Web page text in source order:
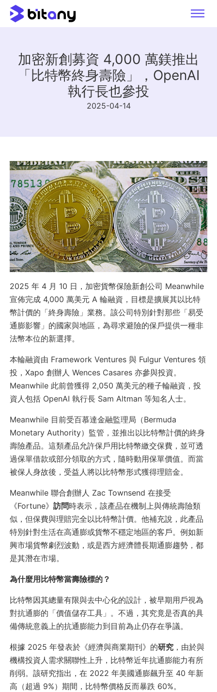
加密新創募資 4,000 萬鎂推出
「比特幣終身壽險」，OpenAI
執行長也參投
2025-04-14
2025 年 4 月 10 日，加密貨幣保險新創公司 Meanwhile
宣佈完成 4,000 萬美元 A 輪融資，目標是擴展其以比特
幣計價的「終身壽險」業務。該公司特別針對那些「易受
通膨影響」的國家與地區，為尋求避險的保戶提供一種非
法幣本位的新選擇。
本輪融資由 Framework Ventures 與 Fulgur Ventures 領
投，Xapo 創辦人 Wences Casares 亦參與投資。
Meanwhile 此前曾獲得 2,050 萬美元的種子輪融資，投
資人包括 OpenAI 執行長 Sam Altman 等知名人士。
Meanwhile 目前受百慕達金融監理局（Bermuda
Monetary Authority）監管，並推出以比特幣計價的終身
壽險產品。這類產品允許保戶用比特幣繳交保費，並可透
過保單借款或部分領取的方式，隨時動用保單價值。而當
被保人身故後，受益人將以比特幣形式獲得理賠金。
Meanwhile 聯合創辦人 Zac Townsend 在接受
《Fortune》 訪問時表示，該產品在機制上與傳統壽險類
似，但保費與理賠完全以比特幣計價。他補充說，此產品
特別針對生活在高通膨或貨幣不穩定地區的客戶。例如新
興市場貨幣劇烈波動，或是西方經濟體長期通膨趨勢，都
是其潛在市場。
為什麼用比特幣當壽險標的？
比特幣因其總量有限與去中心化的設計，被早期用戶視為
對抗通膨的「價值儲存工具」。不過，其究竟是否真的具
備傳統意義上的抗通膨能力到目前為止仍存在爭議。
根據 2025 年發表於《經濟與商業期刊》的研究 ，由於與
機構投資人需求關聯性上升，比特幣近年抗通膨能力有所
削弱。該研究指出，在 2022 年美國通膨飆升至 40 年新
高（超過 9%）期間，比特幣價格反而暴跌 60%。